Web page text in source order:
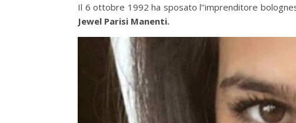
Il 6 ottobre 1992 ha sposato l’’imprenditore
Jewel Parisi Manenti.